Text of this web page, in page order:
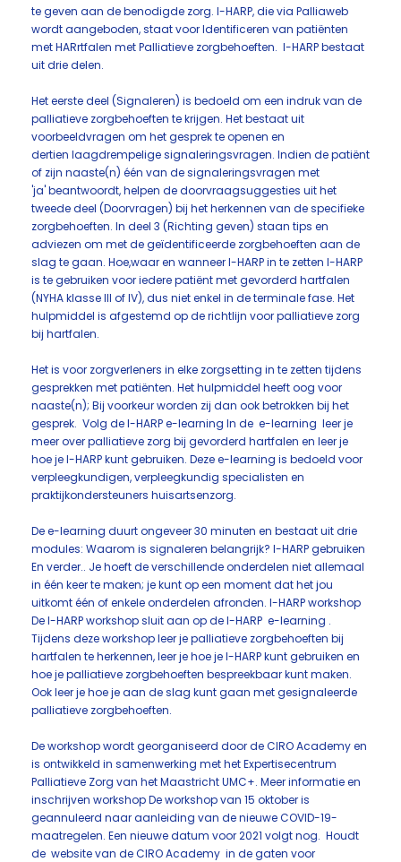
te geven aan de benodigde zorg. I-HARP, die via Palliaweb
wordt aangeboden, staat voor Identificeren van patiënten
met HARrtfalen met Palliatieve zorgbehoeften. I-HARP bestaat
uit drie delen.
Het eerste deel (Signaleren) is bedoeld om een indruk van de
palliatieve zorgbehoeften te krijgen. Het bestaat uit
voorbeeldvragen om het gesprek te openen en
dertien laagdrempelige signaleringsvragen. Indien de patiënt
of zijn naaste(n) één van de signaleringsvragen met
'ja' beantwoordt, helpen de doorvraagsuggesties uit het
tweede deel (Doorvragen) bij het herkennen van de specifieke
zorgbehoeften. In deel 3 (Richting geven) staan tips en
adviezen om met de geïdentificeerde zorgbehoeften aan de
slag te gaan. Hoe,waar en wanneer I-HARP in te zetten I-HARP
is te gebruiken voor iedere patiënt met gevorderd hartfalen
(NYHA klasse III of IV), dus niet enkel in de terminale fase. Het
hulpmiddel is afgestemd op de richtlijn voor palliatieve zorg
bij hartfalen.
Het is voor zorgverleners in elke zorgsetting in te zetten tijdens
gesprekken met patiënten. Het hulpmiddel heeft oog voor
naaste(n); Bij voorkeur worden zij dan ook betrokken bij het
gesprek. Volg de I-HARP e-learning In de e-learning leer je
meer over palliatieve zorg bij gevorderd hartfalen en leer je
hoe je I-HARP kunt gebruiken. Deze e-learning is bedoeld voor
verpleegkundigen, verpleegkundig specialisten en
praktijkondersteuners huisartsenzorg.
De e-learning duurt ongeveer 30 minuten en bestaat uit drie
modules: Waarom is signaleren belangrijk? I-HARP gebruiken
En verder.. Je hoeft de verschillende onderdelen niet allemaal
in één keer te maken; je kunt op een moment dat het jou
uitkomt één of enkele onderdelen afronden. I-HARP workshop
De I-HARP workshop sluit aan op de I-HARP e-learning .
Tijdens deze workshop leer je palliatieve zorgbehoeften bij
hartfalen te herkennen, leer je hoe je I-HARP kunt gebruiken en
hoe je palliatieve zorgbehoeften bespreekbaar kunt maken.
Ook leer je hoe je aan de slag kunt gaan met gesignaleerde
palliatieve zorgbehoeften.
De workshop wordt georganiseerd door de CIRO Academy en
is ontwikkeld in samenwerking met het Expertisecentrum
Palliatieve Zorg van het Maastricht UMC+. Meer informatie en
inschrijven workshop De workshop van 15 oktober is
geannuleerd naar aanleiding van de nieuwe COVID-19-
maatregelen. Een nieuwe datum voor 2021 volgt nog. Houdt
de website van de CIRO Academy in de gaten voor